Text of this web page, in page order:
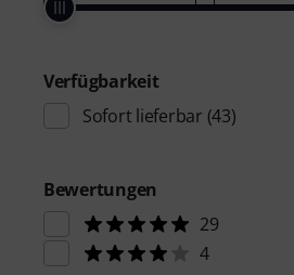
Verfügbarkeit
Sofort lieferbar (43)
Bewertungen
29
4